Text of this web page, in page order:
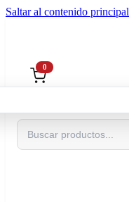
Saltar al contenido principal
Buscar
0